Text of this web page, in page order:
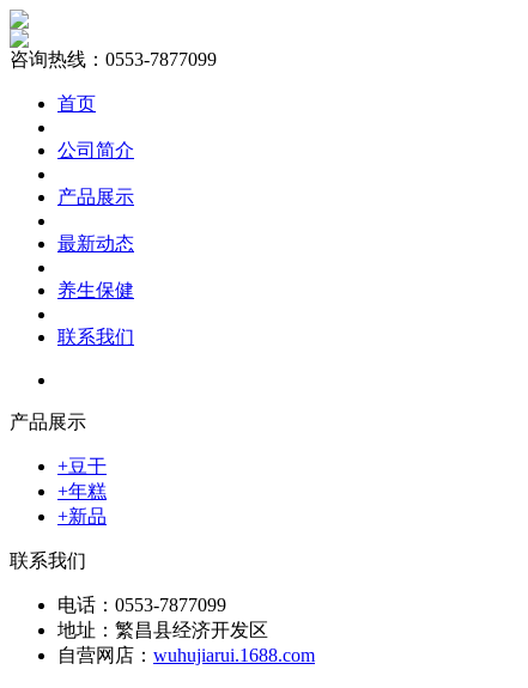
咨询热线：0553-7877099
首页
公司简介
产品展示
最新动态
养生保健
联系我们
产品展示
+豆干
+年糕
+新品
联系我们
电话：0553-7877099
地址：繁昌县经济开发区
自营网店： wuhujiarui.1688.com